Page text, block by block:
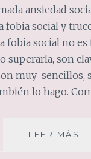
ansiedad
fobia social y
fobia social no es
superarla, son
muy sencillos,
lo hago.
LEER MÁS